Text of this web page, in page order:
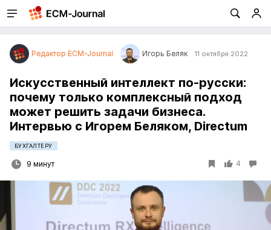
Редактор ECM-Journal Игорь Беляк 11 октября 2022
Искусственный интеллект по-русски:
почему только комплексный подход
может решить задачи бизнеса.
Интервью с Игорем Беляком, Directum
БУХГАЛТЕРУ
9 минут 4